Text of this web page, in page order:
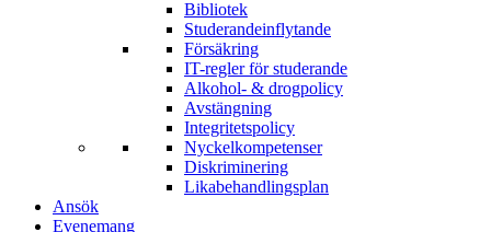
Bibliotek
Studerandeinflytande
Försäkring
IT-regler för studerande
Alkohol- & drogpolicy
Avstängning
Integritetspolicy
Nyckelkompetenser
Diskriminering
Likabehandlingsplan
Ansök
Evenemang